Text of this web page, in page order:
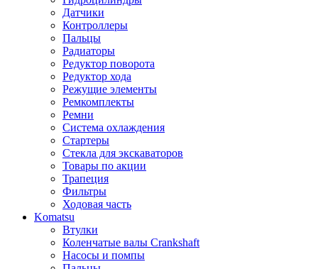
Датчики
Контроллеры
Пальцы
Радиаторы
Редуктор поворота
Редуктор хода
Режущие элементы
Ремкомплекты
Ремни
Система охлаждения
Стартеры
Стекла для экскаваторов
Товары по акции
Трапеция
Фильтры
Ходовая часть
Komatsu
Втулки
Коленчатые валы Crankshaft
Насосы и помпы